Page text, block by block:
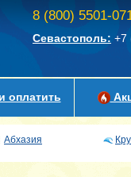
8 (800) 5501-
Севастополь: +7
оплатить
Абхазия